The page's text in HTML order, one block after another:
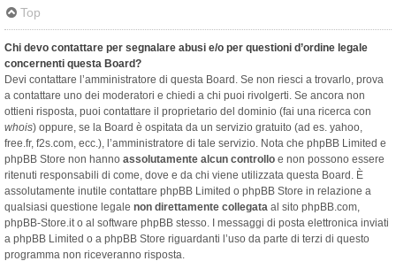
Top
Chi devo contattare per segnalare abusi e/o per questioni d’ordine legale
concernenti questa Board?
Devi contattare l’amministratore di questa Board. Se non riesci a trovarlo, prova
a contattare uno dei moderatori e chiedi a chi puoi rivolgerti. Se ancora non
ottieni risposta, puoi contattare il proprietario del dominio (fai una ricerca con
whois) oppure, se la Board è ospitata da un servizio gratuito (ad es. yahoo,
free.fr, f2s.com, ecc.), l’amministratore di tale servizio. Nota che phpBB Limited e
phpBB Store non hanno assolutamente alcun controllo e non possono essere
ritenuti responsabili di come, dove e da chi viene utilizzata questa Board. È
assolutamente inutile contattare phpBB Limited o phpBB Store in relazione a
qualsiasi questione legale non direttamente collegata al sito phpBB.com,
phpBB-Store.it o al software phpBB stesso. I messaggi di posta elettronica inviati
a phpBB Limited o a phpBB Store riguardanti l’uso da parte di terzi di questo
programma non riceveranno risposta.